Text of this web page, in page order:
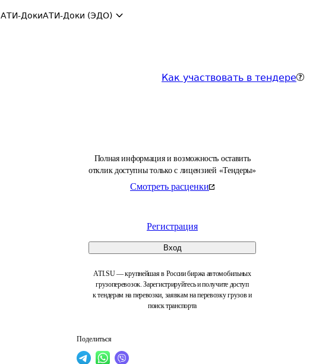
АТИ-ДокиАТИ-Доки (ЭДО)
Как участвовать в тендере
Полная информация и возможность оставить
отклик доступны только с лицензией «Тендеры»
Смотреть расценки
Регистрация
Вход
ATI.SU — крупнейшая в России биржа автомобильных
грузоперевозок. Зарегистрируйтесь и получите доступ
к тендерам на перевозки, заявкам на перевозку грузов и
поиск транспорта
Поделиться